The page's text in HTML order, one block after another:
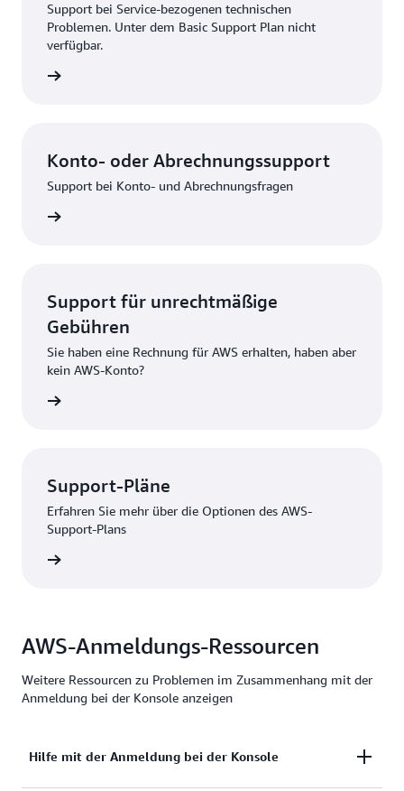
Support bei Service-bezogenen technischen
Problemen. Unter dem Basic Support Plan nicht
verfügbar.
Konto- oder Abrechnungssupport
Support bei Konto- und Abrechnungsfragen
Support für unrechtmäßige
Gebühren
Sie haben eine Rechnung für AWS erhalten, haben aber
kein AWS-Konto?
Support-Pläne
Erfahren Sie mehr über die Optionen des AWS-
Support-Plans
AWS-Anmeldungs-Ressourcen
Weitere Ressourcen zu Problemen im Zusammenhang mit der
Anmeldung bei der Konsole anzeigen
Hilfe mit der Anmeldung bei der Konsole